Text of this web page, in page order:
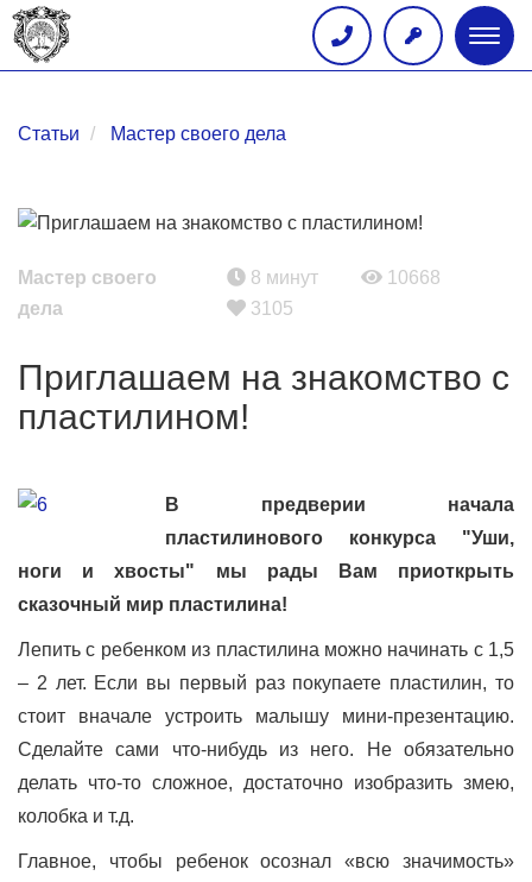
меню
Статьи Мастер своего дела
Мастер своего
дела
8 минут
10668
3105
Приглашаем на знакомство с
пластилином!
В предверии начала
пластилинового конкурса "Уши,
ноги и хвосты" мы рады Вам приоткрыть
сказочный мир пластилина!
Лепить с ребенком из пластилина можно начинать с 1,5
– 2 лет. Если вы первый раз покупаете пластилин, то
стоит вначале устроить малышу мини-презентацию.
Сделайте сами что-нибудь из него. Не обязательно
делать что-то сложное, достаточно изобразить змею,
колобка и т.д.
Главное, чтобы ребенок осознал «всю значимость»